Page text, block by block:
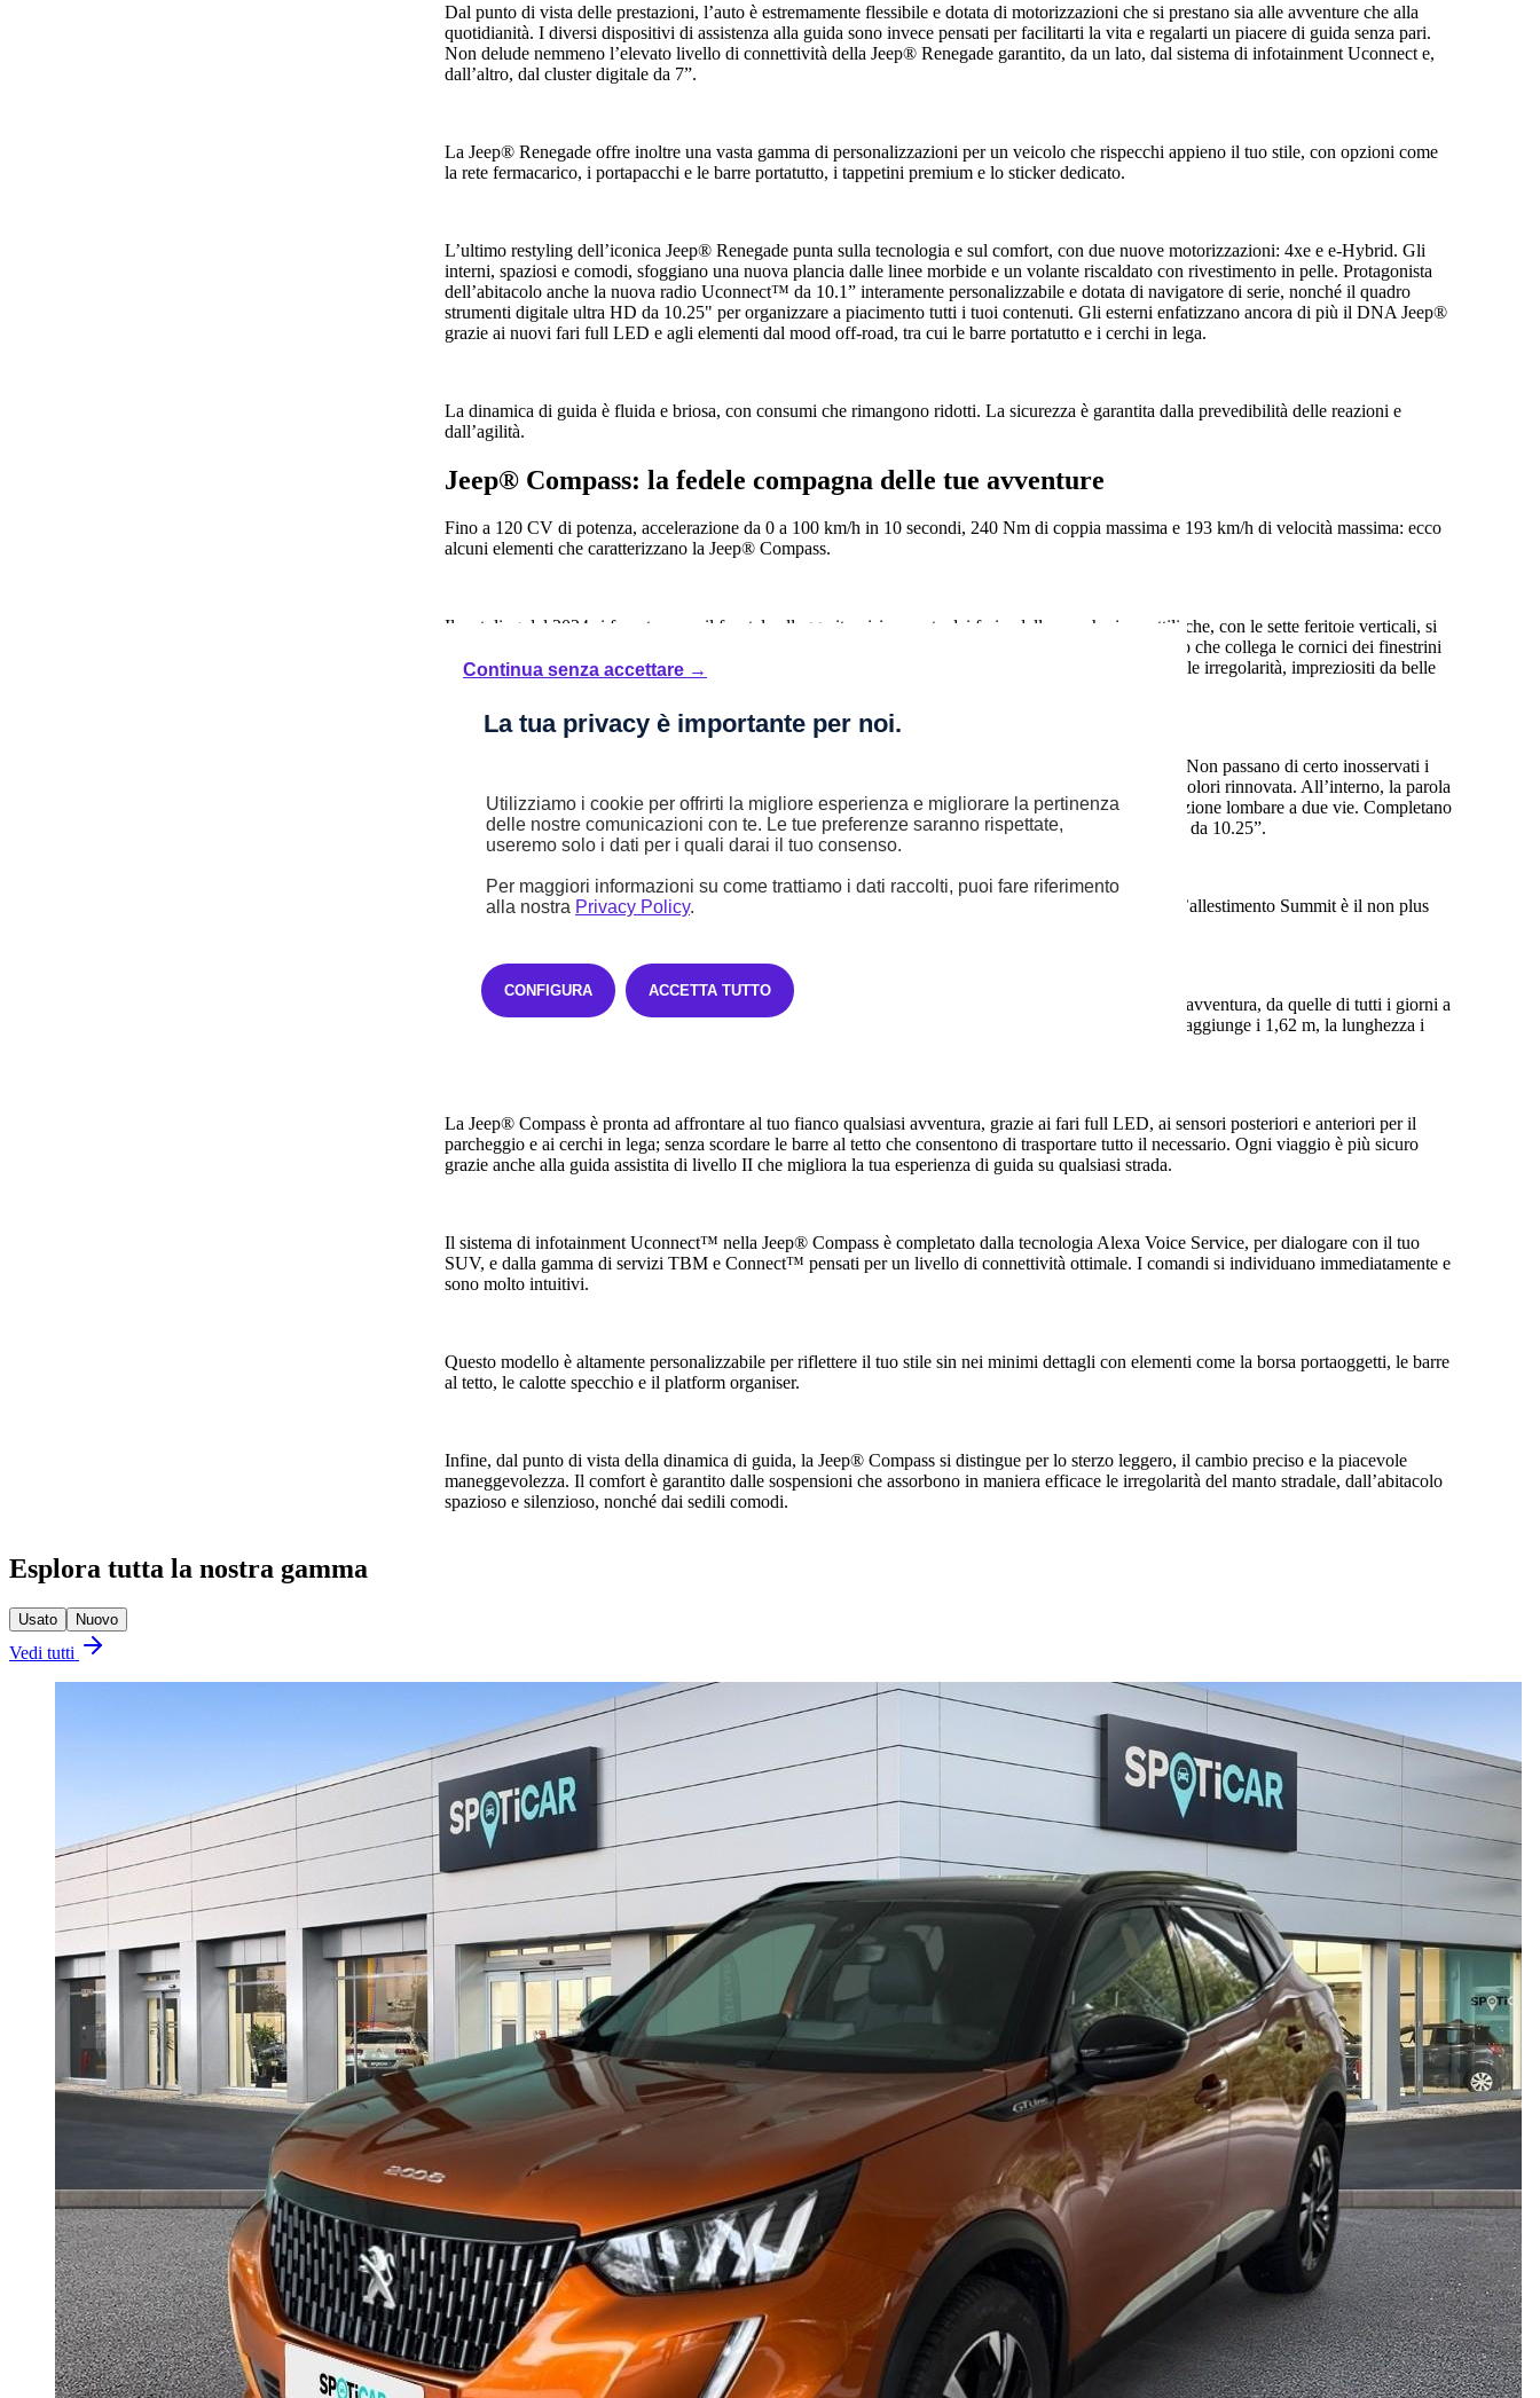
Dal punto di vista delle prestazioni, l’auto è estremamente flessibile e dotata di motorizzazioni che si prestano sia alle avventure che alla
quotidianità. I diversi dispositivi di assistenza alla guida sono invece pensati per facilitarti la vita e regalarti un piacere di guida senza pari.
Non delude nemmeno l’elevato livello di connettività della Jeep® Renegade garantito, da un lato, dal sistema di infotainment Uconnect e,
dall’altro, dal cluster digitale da 7”.
La Jeep® Renegade offre inoltre una vasta gamma di personalizzazioni per un veicolo che rispecchi appieno il tuo stile, con opzioni come
la rete fermacarico, i portapacchi e le barre portatutto, i tappetini premium e lo sticker dedicato.
L’ultimo restyling dell’iconica Jeep® Renegade punta sulla tecnologia e sul comfort, con due nuove motorizzazioni: 4xe e e-Hybrid. Gli
interni, spaziosi e comodi, sfoggiano una nuova plancia dalle linee morbide e un volante riscaldato con rivestimento in pelle. Protagonista
dell’abitacolo anche la nuova radio Uconnect™ da 10.1” interamente personalizzabile e dotata di navigatore di serie, nonché il quadro
strumenti digitale ultra HD da 10.25" per organizzare a piacimento tutti i tuoi contenuti. Gli esterni enfatizzano ancora di più il DNA Jeep®
grazie ai nuovi fari full LED e agli elementi dal mood off-road, tra cui le barre portatutto e i cerchi in lega.
La dinamica di guida è fluida e briosa, con consumi che rimangono ridotti. La sicurezza è garantita dalla prevedibilità delle reazioni e
dall’agilità.
Jeep® Compass: la fedele compagna delle tue avventure
Fino a 120 CV di potenza, accelerazione da 0 a 100 km/h in 10 secondi, 240 Nm di coppia massima e 193 km/h di velocità massima: ecco
alcuni elementi che caratterizzano la Jeep® Compass.
Il restyling del 2024 si fa notare per il frontale alleggerito visivamente dai fari e dalla mascherina sottili che, con le sette feritoie verticali, si
affermano come uno statement del brand. Il carattere della parte posteriore è esaltato dal profilo cromato che collega le cornici dei finestrini
a quella del lunotto. Gli interni della nuova
sono spaziosi e ben isolati dal rumore e dalle irregolarità, impreziositi da belle
Gli esterni del SUV si distinguono per lo spirito emblematico del brand interpretato in chiave elegante. Non passano di certo inosservati i
finestrini privacy, i fari full LED, il tetto bicolore e i cerchi in lega da 19” disponibili in una gamma di colori rinnovata. All’interno, la parola
d’ordine è comfort grazie alle molteplici possibilità di regolazione della posizione di guida e alla regolazione lombare a due vie. Completano
il tutto il sistema infotainment Uconnect™ con display touch HD da 10.1” e il nuovo display Ultra HD da 10.25”.
L’allestimento Altitude della Jeep® Compass esalta le caratteristiche improntate alla comodità, mentre l’allestimento Summit è il non plus
Le dimensioni della versione e-Hybrid sono pensate per coniugare spazio e comfort in qualsiasi tipo di avventura, da quelle di tutti i giorni a
quelle speciali. L’altezza, senza tenere conto delle lievi variazioni che differenziano i vari allestimenti, raggiunge i 1,62 m, la lunghezza i
La Jeep® Compass è pronta ad affrontare al tuo fianco qualsiasi avventura, grazie ai fari full LED, ai sensori posteriori e anteriori per il
parcheggio e ai cerchi in lega; senza scordare le barre al tetto che consentono di trasportare tutto il necessario. Ogni viaggio è più sicuro
grazie anche alla guida assistita di livello II che migliora la tua esperienza di guida su qualsiasi strada.
Il sistema di infotainment Uconnect™ nella Jeep® Compass è completato dalla tecnologia Alexa Voice Service, per dialogare con il tuo
SUV, e dalla gamma di servizi TBM e Connect™ pensati per un livello di connettività ottimale. I comandi si individuano immediatamente e
sono molto intuitivi.
Questo modello è altamente personalizzabile per riflettere il tuo stile sin nei minimi dettagli con elementi come la borsa portaoggetti, le barre
al tetto, le calotte specchio e il platform organiser.
Infine, dal punto di vista della dinamica di guida, la Jeep® Compass si distingue per lo sterzo leggero, il cambio preciso e la piacevole
maneggevolezza. Il comfort è garantito dalle sospensioni che assorbono in maniera efficace le irregolarità del manto stradale, dall’abitacolo
spazioso e silenzioso, nonché dai sedili comodi.
Esplora tutta la nostra gamma
Usato Nuovo
Vedi tutti
Continua senza accettare →
La tua privacy è importante per noi.
Utilizziamo i cookie per offrirti la migliore esperienza e migliorare la pertinenza
delle nostre comunicazioni con te. Le tue preferenze saranno rispettate,
useremo solo i dati per i quali darai il tuo consenso.
Per maggiori informazioni su come trattiamo i dati raccolti, puoi fare riferimento
alla nostra Privacy Policy.
CONFIGURA ACCETTA TUTTO